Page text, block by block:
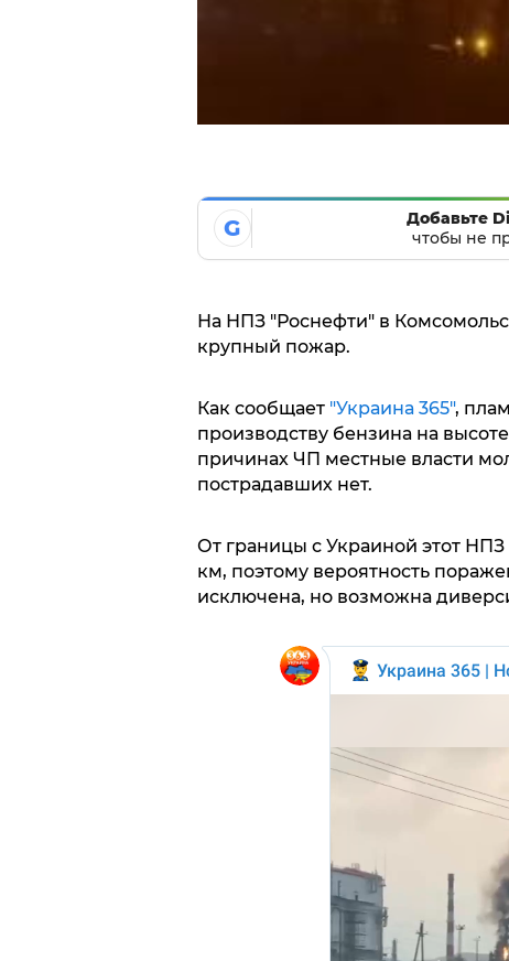
G
Добавьте
чтобы не
На НПЗ "Роснефти" в
крупный пожар.
Как сообщает "Украина 365",
производству бензина на
причинах ЧП местные власти
пострадавших нет.
От границы с Украиной этот
км, поэтому вероятность
исключена, но возможна